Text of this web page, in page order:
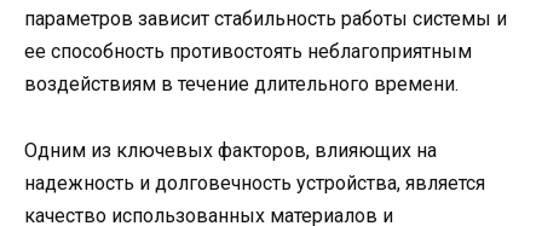
параметров зависит стабильность работы системы и
ее способность противостоять неблагоприятным
воздействиям в течение длительного времени.
Одним из ключевых факторов, влияющих на
надежность и долговечность устройства, является
качество использованных материалов и